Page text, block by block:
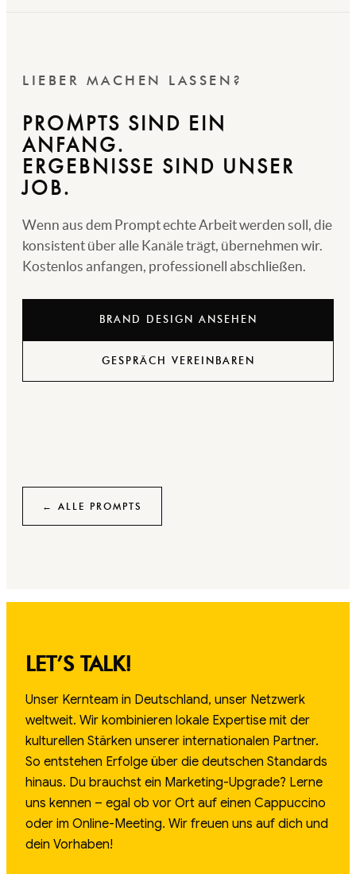
LIEBER MACHEN LASSEN?
PROMPTS SIND EIN
ANFANG.
ERGEBNISSE SIND UNSER
JOB.
Wenn aus dem Prompt echte Arbeit werden soll, die
konsistent über alle Kanäle trägt, übernehmen wir.
Kostenlos anfangen, professionell abschließen.
BRAND DESIGN ANSEHEN
GESPRÄCH VEREINBAREN
← ALLE PROMPTS
LET’S TALK!
Unser Kernteam in Deutschland, unser Netzwerk
weltweit. Wir kombinieren lokale Expertise mit der
kulturellen Stärken unserer internationalen Partner.
So entstehen Erfolge über die deutschen Standards
hinaus. Du brauchst ein Marketing-Upgrade? Lerne
uns kennen – egal ob vor Ort auf einen Cappuccino
oder im Online-Meeting. Wir freuen uns auf dich und
dein Vorhaben!